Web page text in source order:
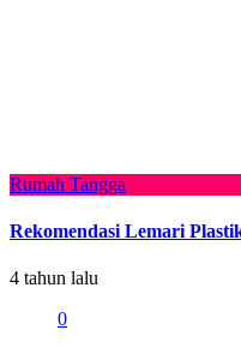
Rumah Tangga
Rekomendasi Lemari
4 tahun lalu
0